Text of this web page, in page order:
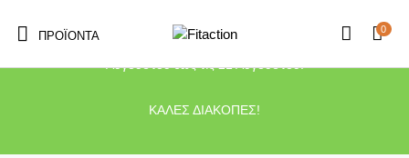
Το κατάστημα μας θα παραμείνει κλειστό λόγω διακοπών από τις 10
Αυγούστου έως τις 21 Αυγούστου.
ΚΑΛΕΣ ΔΙΑΚΟΠΕΣ!
ΠΡΟΪΌΝΤΑ
0